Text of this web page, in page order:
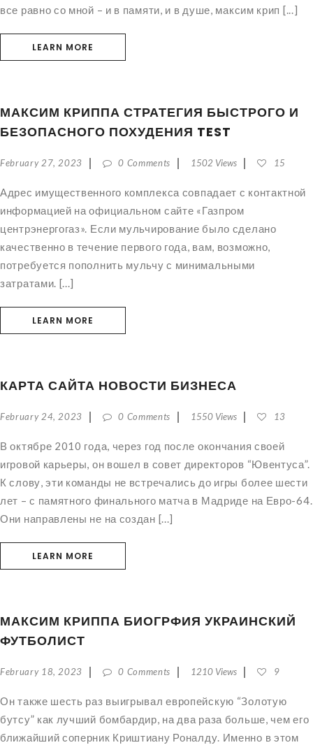
все равно со мной – и в памяти, и в душе, максим крип [...]
LEARN MORE
МАКСИМ КРИППА СТРАТЕГИЯ БЫСТРОГО И
БЕЗОПАСНОГО ПОХУДЕНИЯ TEST
February 27, 2023 0 Comments 1502 Views 15
Адрес имущественного комплекса совпадает с контактной
информацией на официальном сайте «Газпром
центрэнергогаз». Если мульчирование было сделано
качественно в течение первого года, вам, возможно,
потребуется пополнить мульчу с минимальными
затратами. [...]
LEARN MORE
КАРТА САЙТА НОВОСТИ БИЗНЕСА
February 24, 2023 0 Comments 1550 Views 13
В октябре 2010 года, через год после окончания своей
игровой карьеры, он вошел в совет директоров “Ювентуса”.
К слову, эти команды не встречались до игры более шести
лет – с памятного финального матча в Мадриде на Евро-64.
Они направлены не на создан [...]
LEARN MORE
МАКСИМ КРИППА БИОГРФИЯ УКРАИНСКИЙ
ФУТБОЛИСТ
February 18, 2023 0 Comments 1210 Views 9
Он также шесть раз выигрывал европейскую “Золотую
бутсу” как лучший бомбардир, на два раза больше, чем его
ближайший соперник Криштиану Роналду. Именно в этом